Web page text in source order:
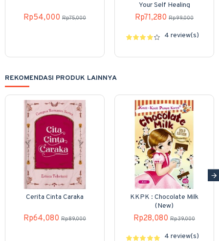
Rp54,000 Rp75,000
Your Self Healing
Rp71,280 Rp99,000
4 review(s)
REKOMENDASI PRODUK LAINNYA
Cerita Cinta Caraka
Rp64,080 Rp89,000
KKPK : Chocolate Milk
(New)
Rp28,080 Rp39,000
4 review(s)